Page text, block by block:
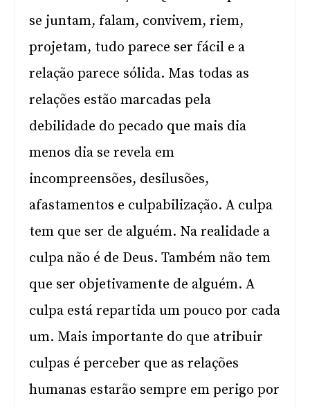
se juntam, falam, convivem, riem,
projetam, tudo parece ser fácil e a
relação parece sólida. Mas todas as
relações estão marcadas pela
debilidade do pecado que mais dia
menos dia se revela em
incompreensões, desilusões,
afastamentos e culpabilização. A culpa
tem que ser de alguém. Na realidade a
culpa não é de Deus. Também não tem
que ser objetivamente de alguém. A
culpa está repartida um pouco por cada
um. Mais importante do que atribuir
culpas é perceber que as relações
humanas estarão sempre em perigo por